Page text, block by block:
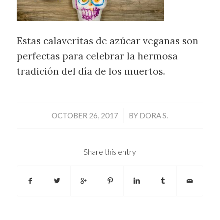
Estas calaveritas de azúcar veganas son
perfectas para celebrar la hermosa
tradición del día de los muertos.
OCTOBER 26, 2017
/ BY DORA S.
Share this entry